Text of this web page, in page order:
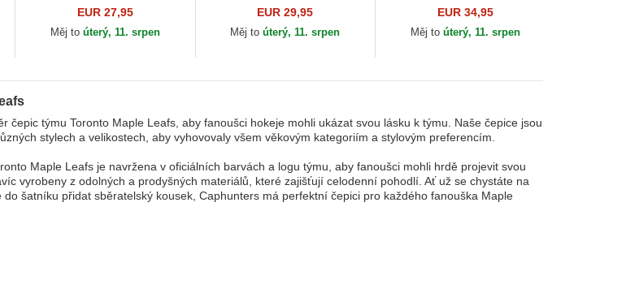
Maple Leafs NHL 47 Brand
EUR 27,95
Měj to úterý, 11. srpen
M-Crown Team Toronto
Maple Leafs NHL New Era
EUR 29,95
Měj toúterý, 11. srpen
Stretch Snap Stated Toronto
Maple Leafs NHL New Era
EUR 34,95
Měj to úterý, 11. srpen
čepic týmu Toronto Maple Leafs, aby fanoušci hokeje mohli ukázat svou lásku k týmu. Naše čepice jsou
stylech a velikostech, aby vyhovovaly všem věkovým kategoriím a stylovým preferencím.
Maple Leafs je navržena v oficiálních barvách a logu týmu, aby fanoušci mohli hrdě projevit svou
vyrobeny z odolných a prodyšných materiálů, které zajišťují celodenní pohodlí. Ať už se chystáte na
do šatníku přidat sběratelský kousek, Caphunters má perfektní čepici pro každého fanouška Maple